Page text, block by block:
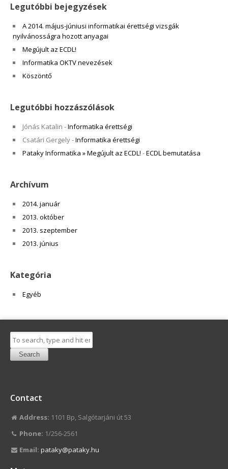
Legutóbbi bejegyzések
A 2014. május-júniusi informatikai érettségi vizsgák
nyilvánosságra hozott anyagai
Megújult az ECDL!
Informatika OKTV nevezések
Köszöntő
Legutóbbi hozzászólások
Jónás Katalin -Informatika érettségi
Csatári Gergely-Informatika érettségi
Pataky Informatika » Megújult az ECDL! -ECDL bemutatása
Archívum
2014. január
2013. október
2013. szeptember
2013. június
Kategória
Egyéb
Search
Contact
Address: 1101 Bp, Salgótarjáni út 53
Phone: 1/256-2561
Email: pataky@pataky.hu